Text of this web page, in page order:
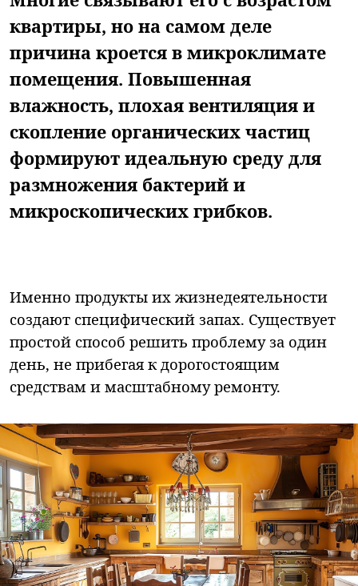
квартиры, но на самом деле
причина кроется в микроклимате
помещения. Повышенная
влажность, плохая вентиляция и
скопление органических частиц
формируют идеальную среду для
размножения бактерий и
микроскопических грибков.
Именно продукты их жизнедеятельности
создают специфический запах. Существует
простой способ решить проблему за один
день, не прибегая к дорогостоящим
средствам и масштабному ремонту.